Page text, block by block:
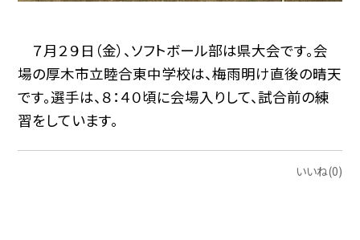
７月２９日（金）、ソフトボール部は県大会です。会
場の厚木市立睦合東中学校は、梅雨明け直後の晴天
です。選手は、８：４０頃に会場入りして、試合前の練
習をしています。
いいね(0)